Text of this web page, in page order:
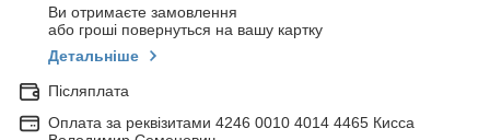
Ви отримаєте замовлення
або гроші повернуться на вашу картку
Детальніше
Післяплата
Оплата за реквізитами 4246 0010 4014 4465 Кисса